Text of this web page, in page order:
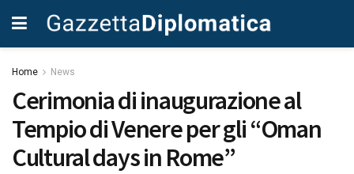
Home News
Cerimonia di inaugurazione al
Tempio di Venere per gli “Oman
Cultural days in Rome”